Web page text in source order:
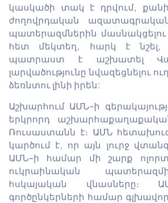
կասկածի տակ է դրվում,
ժողովրդական
պատերազմներին
հետ մեկտեղ, հարկ է
պատրաստ է աշխատել
լարվածությունը նվազեցնելու
ձեռնտու լինի իրեն:
Աշխարհում ԱՄՆ-ի
երկրորդ
Ռուսաստանն է։ ԱՄՆ
կարծում է, որ այն լուրջ
ԱՄՆ-ի համար մի շարք
ուկրաինական
հսկայական
գործընկերների համար